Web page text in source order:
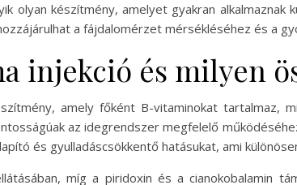
olyan készítmény, amelyet gyakran
a fájdalomérzet mérsékléséhez és a
injekció és milyen
amely főként B-vitaminokat tartalmaz,
az idegrendszer megfelelő
és gyulladáscsökkentő hatásukat, ami
míg a piridoxin és a cianokobalamin